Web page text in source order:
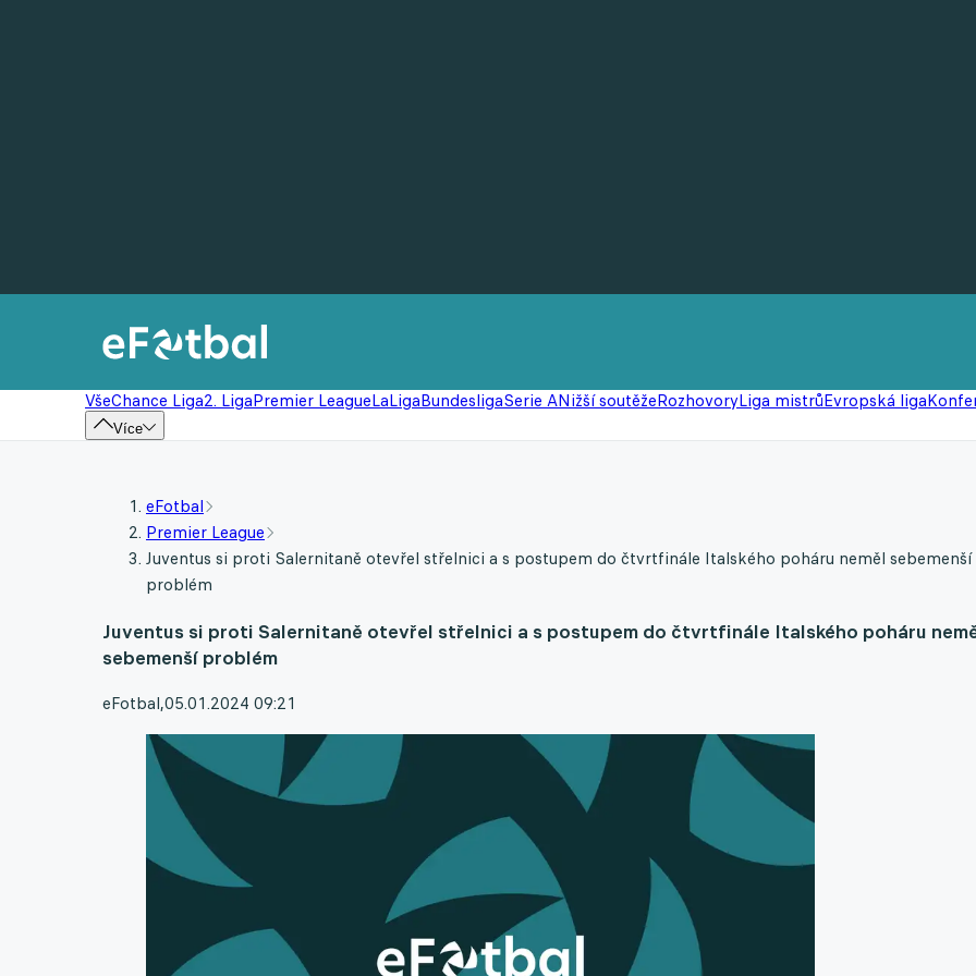
VšeChance Liga2. LigaPremier LeagueLaLigaBundesligaSerie ANižší soutěžeRozhovoryLiga mistrůEvropská liga
Více
eFotbal
Premier League
Juventus si proti Salernitaně otevřel střelnici a s postupem do čtvrtfinále Italského poháru neměl sebemenší
problém
Juventus si proti Salernitaně otevřel střelnici a s postupem do čtvrtfinále Italského poháru
sebemenší problém
eFotbal,05.01.2024 09:21